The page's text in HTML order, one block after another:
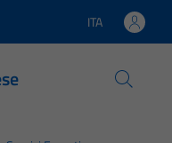
Lingua attiva:
ITA